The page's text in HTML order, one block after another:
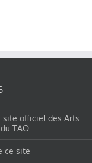
site officiel des Arts
TAO
ce site